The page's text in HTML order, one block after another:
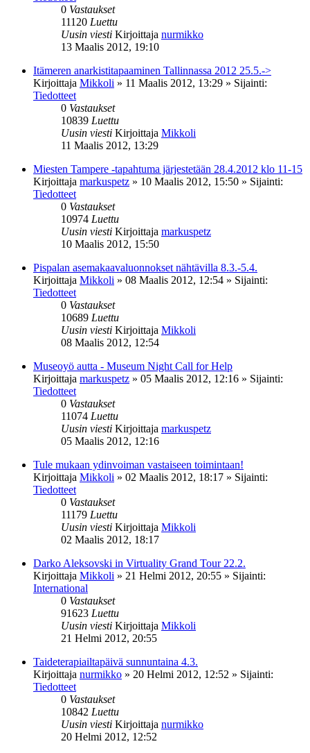
0 Vastaukset
11120 Luettu
Uusin viesti Kirjoittaja nurmikko
13 Maalis 2012, 19:10
Itämeren anarkistitapaaminen Tallinnassa 2012 25.5.->
Kirjoittaja Mikkoli » 11 Maalis 2012, 13:29 » Sijainti:
Tiedotteet
0 Vastaukset
10839 Luettu
Uusin viesti Kirjoittaja Mikkoli
11 Maalis 2012, 13:29
Miesten Tampere -tapahtuma järjestetään 28.4.2012 klo 11-15
Kirjoittaja markuspetz » 10 Maalis 2012, 15:50 » Sijainti:
Tiedotteet
0 Vastaukset
10974 Luettu
Uusin viesti Kirjoittaja markuspetz
10 Maalis 2012, 15:50
Pispalan asemakaavaluonnokset nähtävilla 8.3.-5.4.
Kirjoittaja Mikkoli » 08 Maalis 2012, 12:54 » Sijainti:
Tiedotteet
0 Vastaukset
10689 Luettu
Uusin viesti Kirjoittaja Mikkoli
08 Maalis 2012, 12:54
Museoyö autta - Museum Night Call for Help
Kirjoittaja markuspetz » 05 Maalis 2012, 12:16 » Sijainti:
Tiedotteet
0 Vastaukset
11074 Luettu
Uusin viesti Kirjoittaja markuspetz
05 Maalis 2012, 12:16
Tule mukaan ydinvoiman vastaiseen toimintaan!
Kirjoittaja Mikkoli » 02 Maalis 2012, 18:17 » Sijainti:
Tiedotteet
0 Vastaukset
11179 Luettu
Uusin viesti Kirjoittaja Mikkoli
02 Maalis 2012, 18:17
Darko Aleksovski in Virtuality Grand Tour 22.2.
Kirjoittaja Mikkoli » 21 Helmi 2012, 20:55 » Sijainti:
International
0 Vastaukset
91623 Luettu
Uusin viesti Kirjoittaja Mikkoli
21 Helmi 2012, 20:55
Taideterapiailtapäivä sunnuntaina 4.3.
Kirjoittaja nurmikko » 20 Helmi 2012, 12:52 » Sijainti:
Tiedotteet
0 Vastaukset
10842 Luettu
Uusin viesti Kirjoittaja nurmikko
20 Helmi 2012, 12:52